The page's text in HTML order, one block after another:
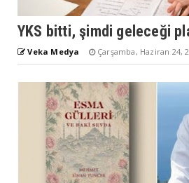
YKS bitti, şimdi geleceği
Veka Medya Çarşamba, Haziran 24,